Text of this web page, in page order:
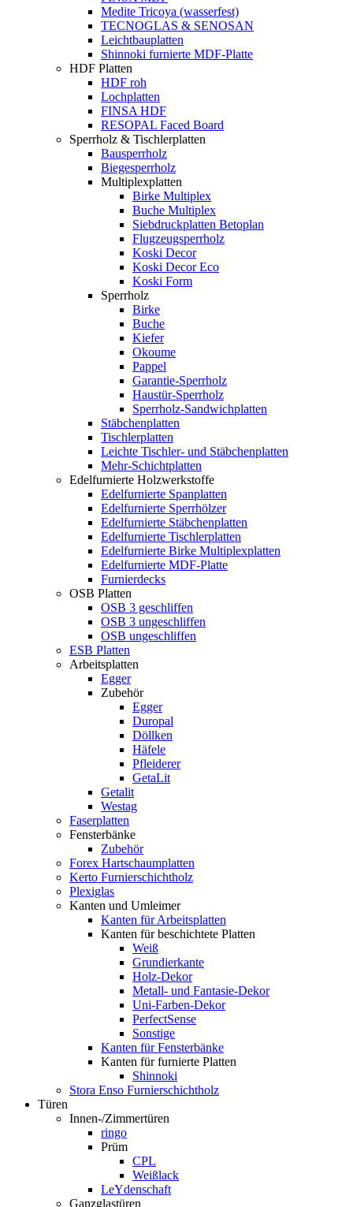
Medite Tricoya (wasserfest)
TECNOGLAS & SENOSAN
Leichtbauplatten
Shinnoki furnierte MDF-Platte
HDF Platten
HDF roh
Lochplatten
FINSA HDF
RESOPAL Faced Board
Sperrholz & Tischlerplatten
Bausperrholz
Biegesperrholz
Multiplexplatten
Birke Multiplex
Buche Multiplex
Siebdruckplatten Betoplan
Flugzeugsperrholz
Koski Decor
Koski Decor Eco
Koski Form
Sperrholz
Birke
Buche
Kiefer
Okoume
Pappel
Garantie-Sperrholz
Haustür-Sperrholz
Sperrholz-Sandwichplatten
Stäbchenplatten
Tischlerplatten
Leichte Tischler- und Stäbchenplatten
Mehr-Schichtplatten
Edelfurnierte Holzwerkstoffe
Edelfurnierte Spanplatten
Edelfurnierte Sperrhölzer
Edelfurnierte Stäbchenplatten
Edelfurnierte Tischlerplatten
Edelfurnierte Birke Multiplexplatten
Edelfurnierte MDF-Platte
Furnierdecks
OSB Platten
OSB 3 geschliffen
OSB 3 ungeschliffen
OSB ungeschliffen
ESB Platten
Arbeitsplatten
Egger
Zubehör
Egger
Duropal
Döllken
Häfele
Pfleiderer
GetaLit
Getalit
Westag
Faserplatten
Fensterbänke
Zubehör
Forex Hartschaumplatten
Kerto Furnierschichtholz
Plexiglas
Kanten und Umleimer
Kanten für Arbeitsplatten
Kanten für beschichtete Platten
Weiß
Grundierkante
Holz-Dekor
Metall- und Fantasie-Dekor
Uni-Farben-Dekor
PerfectSense
Sonstige
Kanten für Fensterbänke
Kanten für furnierte Platten
Shinnoki
Stora Enso Furnierschichtholz
Türen
Innen-/Zimmertüren
ringo
Prüm
CPL
Weißlack
LeYdenschaft
Ganzglastüren